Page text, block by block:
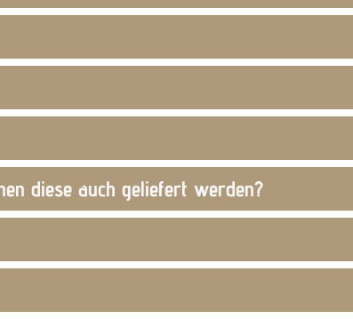
diese auch geliefert werden?